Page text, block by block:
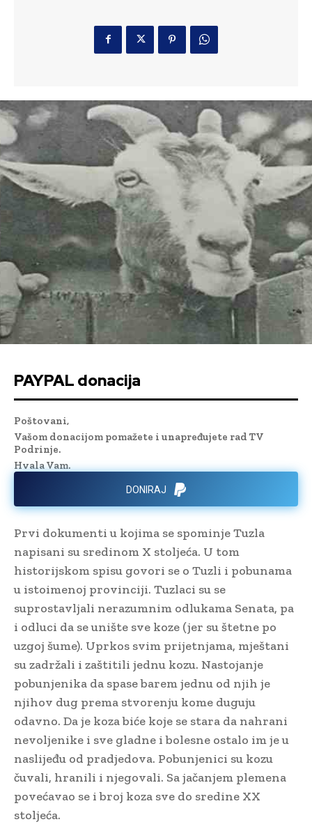
PAYPAL donacija
Poštovani,
Vašom donacijom pomažete i unapređujete rad TV
Podrinje.
Hvala Vam.
DONIRAJ
Prvi dokumenti u kojima se spominje Tuzla
napisani su sredinom X stoljeća. U tom
historijskom spisu govori se o Tuzli i pobunama
u istoimenoj provinciji. Tuzlaci su se
suprostavljali nerazumnim odlukama Senata, pa
i odluci da se unište sve koze (jer su štetne po
uzgoj šume). Uprkos svim prijetnjama, mještani
su zadržali i zaštitili jednu kozu. Nastojanje
pobunjenika da spase barem jednu od njih je
njihov dug prema stvorenju kome duguju
odavno. Da je koza biće koje se stara da nahrani
nevoljenike i sve gladne i bolesne ostalo im je u
naslijeđu od pradjedova. Pobunjenici su kozu
čuvali, hranili i njegovali. Sa jačanjem plemena
povećavao se i broj koza sve do sredine XX
stoljeća.